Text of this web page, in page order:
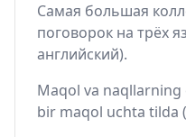
Самая большая
поговорок на трёх
английский).
Maqol va
bir maqol uchta tilda